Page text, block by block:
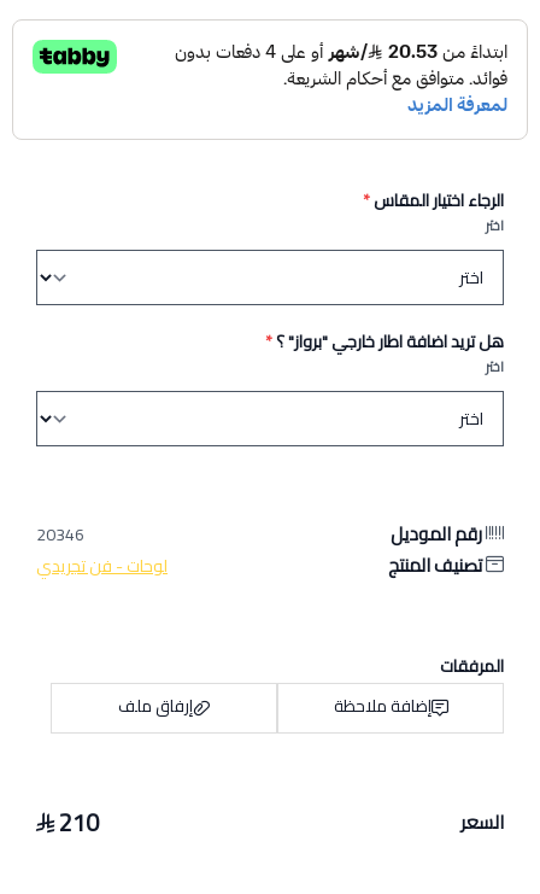
الرجاء اختيار المقاس*
اختر
هل تريد اضافة اطار خارجي "برواز" ؟*
اختر
رقم الموديل 20346
تصنيف المنتج لوحات - فن تجريدي
المرفقات
إضافة ملاحظة
إرفاق ملف
السعر 210